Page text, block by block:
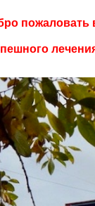
пожаловать